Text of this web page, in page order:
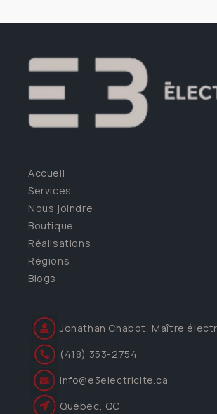
Accueil
Services
Nous joindre
Boutique
Réalisations
Régions
Blogs
Jonathan Chabot, Maître
(418) 353-2754
info@e3electricite.ca
Québec, QC